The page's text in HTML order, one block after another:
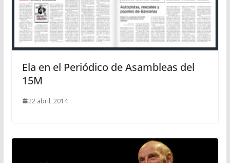
Ela en el Periódico de Asambleas del
15M
22 abril, 2014